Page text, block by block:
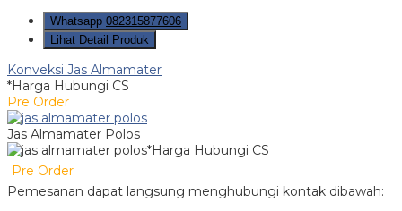
Whatsapp 082315877606
Lihat Detail Produk
Konveksi Jas Almamater
*Harga Hubungi CS
Pre Order
Jas Almamater Polos
*Harga Hubungi CS
Pre Order
Pemesanan dapat langsung menghubungi kontak dibawah: